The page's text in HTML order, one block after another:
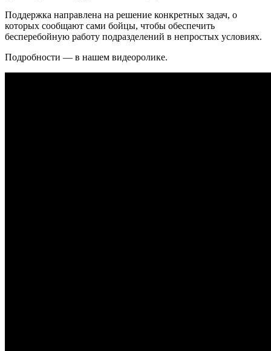
Поддержка направлена на решение конкретных задач, о
которых сообщают сами бойцы, чтобы обеспечить
бесперебойную работу подразделений в непростых условиях.
Подробности — в нашем видеоролике.